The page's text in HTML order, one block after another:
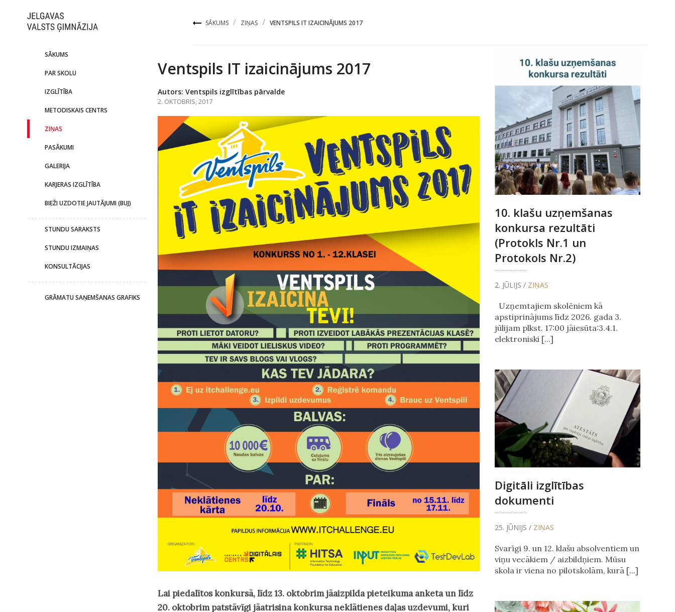
SĀKUMS ZIŅAS VENTSPILS IT IZAICINĀJUMS 2017
SĀKUMS
PAR SKOLU
IZGLĪTĪBA
METODISKAIS CENTRS
ZIŅAS
PASĀKUMI
GALERIJA
KARJERAS IZGLĪTĪBA
BIEŽI UZDOTIE JAUTĀJUMI (BUJ)
STUNDU SARAKSTS
STUNDU IZMAIŅAS
KONSULTĀCIJAS
GRĀMATU SAŅEMŠANAS GRAFIKS
Ventspils IT izaicinājums 2017
Autors: Ventspils izglītības pārvalde
2. OKTOBRIS, 2017
Lai piedalītos konkursā, līdz13. oktobrimjāaizpilda pieteikuma anketa un līdz
20. oktobrimpatstāvīgi jāatrisina konkursa neklātienes daļas uzdevumi, kuri
10. klašu uzņemšanas
konkursa rezultāti
(Protokls Nr.1 un
Protokols Nr.2)
2. JŪLIJS / ZIŅAS
Uzņemtajiem skolēniem kā
apstiprinājums līdz 2026. gada 3.
jūlijam plkst. 17:00 jāiesūta:3.4.1.
elektroniski [...]
Digitāli izglītības
dokumenti
25. JŪNIJS / ZIŅAS
Svarīgi 9. un 12. klašu absolventiem un
viņu vecākiem / aizbildņiem. Mūsu
skola ir viena no pilotskolām, kurā [...]